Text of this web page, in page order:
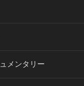
メンタリー